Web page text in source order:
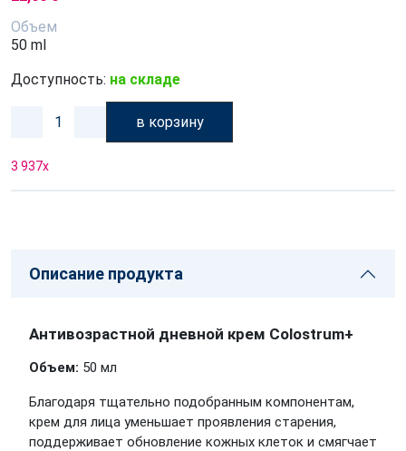
Объем
50 ml
Доступность: на складе
в корзину
3 937x
Описание продукта
Антивозрастной дневной крем Colostrum+
Объем: 50 мл
Благодаря тщательно подобранным компонентам,
крем для лица уменьшает проявления старения,
поддерживает обновление кожных клеток и смягчает